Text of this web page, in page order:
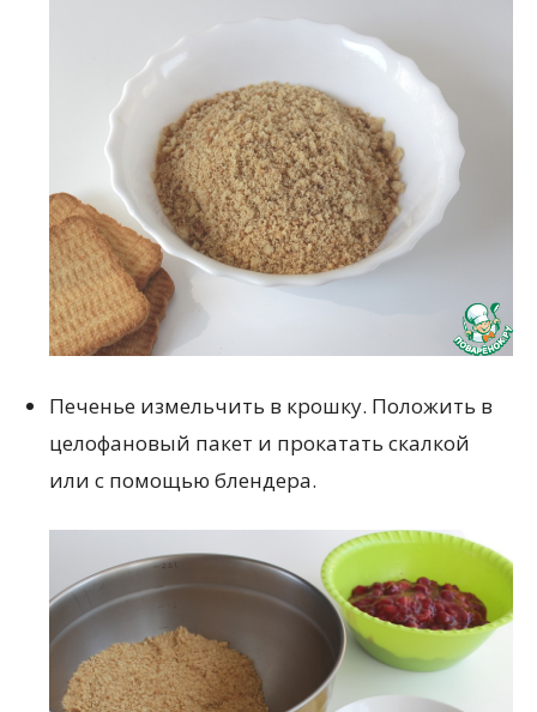
Печенье измельчить в крошку. Положить в
целофановый пакет и прокатать скалкой
или с помощью блендера.